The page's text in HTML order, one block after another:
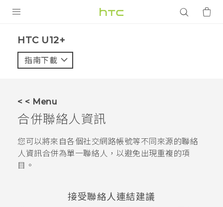
VIVE
應用程式
HTC U12+‎
指南下載
< < Menu
合併聯絡人資訊
您可以將來自各個社交網路帳號等不同來源的聯絡
人資訊合併為單一聯絡人，以避免出現重複的項
目。
接受聯絡人連結建議